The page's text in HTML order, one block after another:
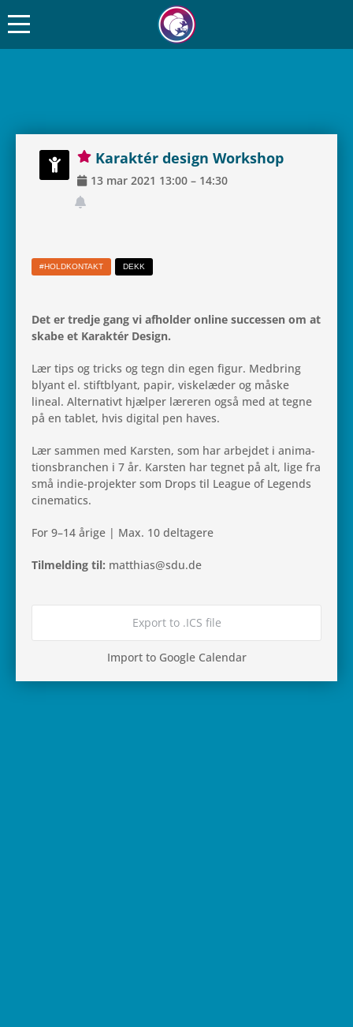
Karak­tér design Workshop
13 mar 2021 13:00 – 14:30
#HOLD­KON­TAKT DEKK
Det er tredje gang vi afhol­der online suc­ces­sen om at
skabe et Karak­tér Design.
Lær tips og tricks og tegn din egen figur. Med­bring
blyant el. stiftbly­ant, papir, viske­læ­der og måske
lineal. Alter­na­tivt hjæl­per lære­ren også med at tegne
på en tablet, hvis digi­tal pen haves.
Lær sammen med Kar­sten, som har arbej­det i ani­ma­
tions­bran­chen i 7 år. Kar­sten har tegnet på alt, lige fra
små indie-pro­jek­ter som Drops til League of Legends
cinematics.
For 9–14 årige | Max. 10 deltagere
Til­mel­ding til: matthias@sdu.de
Export to .ICS file
Import to Google Calendar